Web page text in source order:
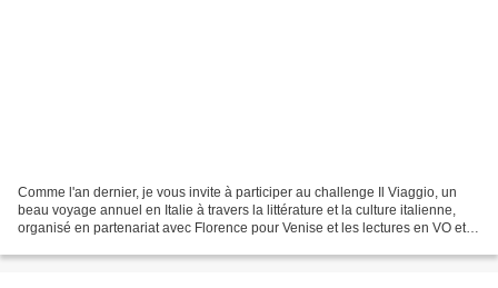
Comme l'an dernier, je vous invite à participer au challenge Il Viaggio, un
beau voyage annuel en Italie à travers la littérature et la culture italienne,
organisé en partenariat avec Florence pour Venise et les lectures en VO et